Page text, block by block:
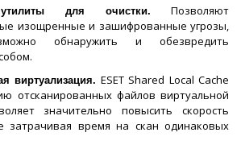
для очистки.
Позволяют
изощренные и зашифрованные угрозы,
обнаружить и обезвредить
виртуализация. ESET Shared Local Cache
отсканированных файлов виртуальной
значительно повысить скорость
затрачивая время на скан одинаковых